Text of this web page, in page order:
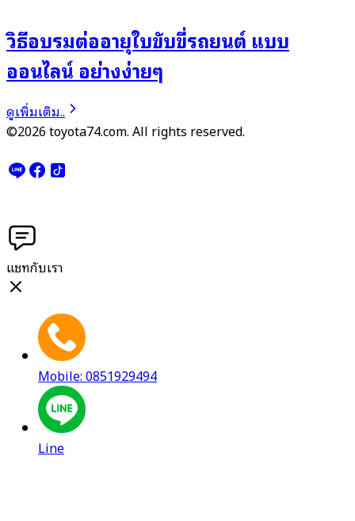
วิธีอบรมต่ออายุใบขับขี่รถยนต์ แบบ
ออนไลน์ อย่างง่ายๆ
ดูเพิ่มเติม..
©2026 toyota74.com. All rights reserved.
แชทกับเรา
Mobile: 0851929494
Line